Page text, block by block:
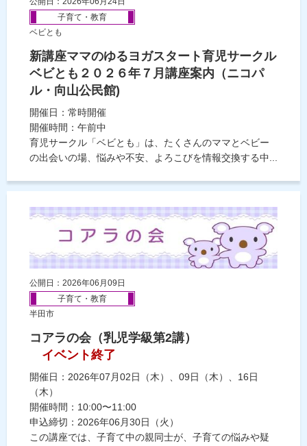
子育て・教育
ベビとも
新講座ママのゆるヨガスタート育児サークル
ベビとも２０２６年７月講座案内（ニコパ
ル・向山公民館)
開催日：常時開催
開催時間：午前中
育児サークル「ベビとも」は、たくさんのママとベビー
の出会いの場、悩みや不安、よろこびを情報交換する中...
公開日：2026年06月09日
子育て・教育
半田市
コアラの会（乳児学級第2講）
イベント終了
開催日：2026年07月02日（木）、09日（木）、16日
（木）
開催時間：10:00〜11:00
申込締切：2026年06月30日（火）
この講座では、子育て中の親同士が、子育ての悩みや疑